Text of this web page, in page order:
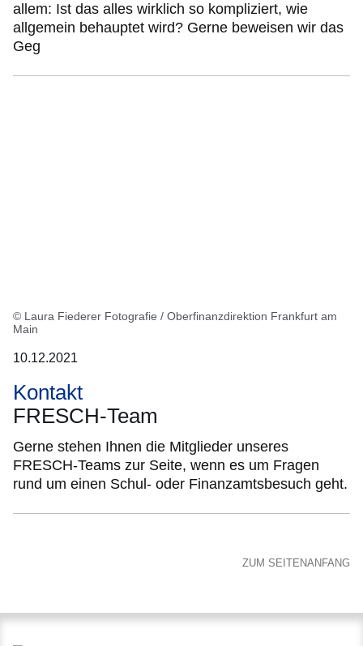
allem: Ist das alles wirklich so kompliziert, wie
allgemein behauptet wird? Gerne beweisen wir das
Geg
© Laura Fiederer Fotografie / Oberfinanzdirektion Frankfurt am
Main
10.12.2021
Kontakt
FRESCH-Team
Gerne stehen Ihnen die Mitglieder unseres
FRESCH-Teams zur Seite, wenn es um Fragen
rund um einen Schul- oder Finanzamtsbesuch geht.
ZUM SEITENANFANG